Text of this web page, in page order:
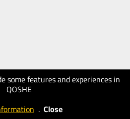
some features and experiences in
QOSHE
. Close